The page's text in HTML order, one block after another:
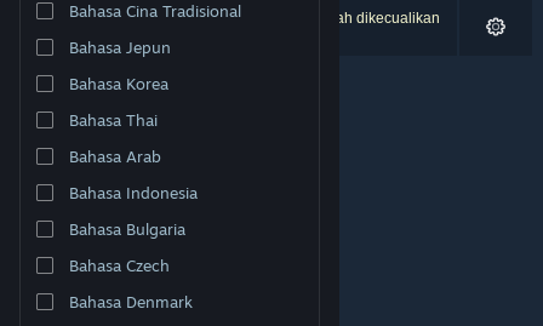
Ubah bahasa
Dapatkan Steam Mobile App
Lihat laman web desktop
Bahasa Cina Tradisional
Bahasa Jepun
Bahasa Korea
Bahasa Thai
Bahasa Arab
Bahasa Indonesia
Bahasa Bulgaria
Bahasa Czech
Bahasa Denmark
0 hasil sepadan dengan carian anda. 8 tajuk telah dikecualikan
berdasarkan pilihan anda.